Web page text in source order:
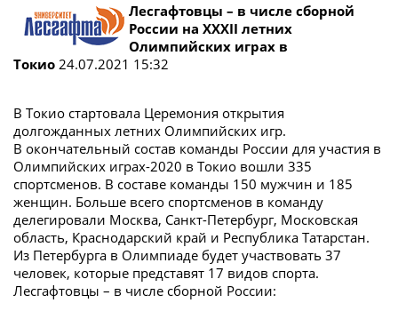
Лесгафтовцы – в числе сборной
России на XXXII летних
Олимпийских играх в
Токио 24.07.2021 15:32
В Токио стартовала Церемония открытия
долгожданных летних Олимпийских игр.
В окончательный состав команды России для участия в
Олимпийских играх-2020 в Токио вошли 335
спортсменов. В составе команды 150 мужчин и 185
женщин. Больше всего спортсменов в команду
делегировали Москва, Санкт-Петербург, Московская
область, Краснодарский край и Республика Татарстан.
Из Петербурга в Олимпиаде будет участвовать 37
человек, которые представят 17 видов спорта.
Лесгафтовцы – в числе сборной России: